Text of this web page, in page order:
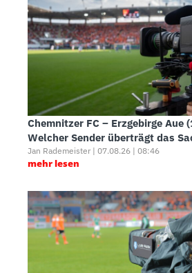
Chemnitzer FC – Erzgebirge Aue
Welcher Sender überträgt das
Jan Rademeister | 07.08.26 | 08:46
mehr lesen